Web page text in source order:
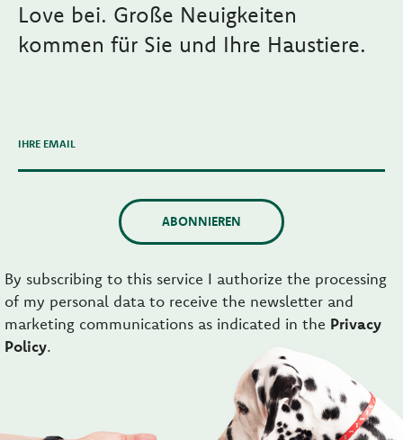
Love bei. Große Neuigkeiten
kommen für Sie und Ihre Haustiere.
IHRE EMAIL
ABONNIEREN
By subscribing to this service I authorize the processing
of my personal data to receive the newsletter and
marketing communications as indicated in the Privacy
Policy.